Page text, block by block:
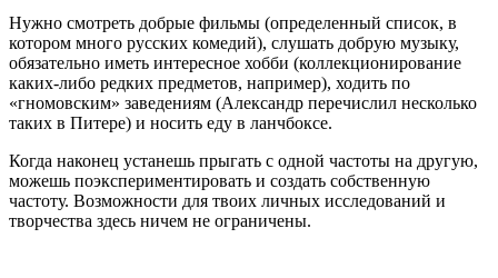
Нужно смотреть добрые фильмы (определенный список, в
котором много русских комедий), слушать добрую музыку,
обязательно иметь интересное хобби (коллекционирование
каких-либо редких предметов, например), ходить по
«гномовским» заведениям (Александр перечислил несколько
таких в Питере) и носить еду в ланчбоксе.
Когда наконец устанешь прыгать с одной частоты на другую,
можешь поэкспериментировать и создать собственную
частоту. Возможности для твоих личных исследований и
творчества здесь ничем не ограничены.